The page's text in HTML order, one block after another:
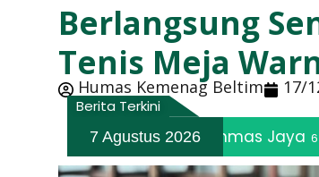
Berlangsung
Tenis Meja
Humas Kemenag Beltim 17/
Berita Terkini
7 Agustus 2026
Jaya 6 Agustus 2026